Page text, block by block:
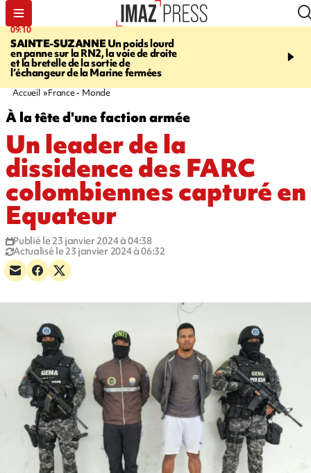
09:10
SAINTE-SUZANNEUn poids lourd
en panne sur la RN2, la voie de droite
et la bretelle de la sortie de
l’échangeur de la Marine fermées
11:22
DÉSTABILISATION
la présidentielle, les
Accueil France - Monde
À la tête d'une faction armée
Un leader de la
dissidence des FARC
colombiennes capturé en
Equateur
Publié le 23 janvier 2024 à 04:38
Actualisé le 23 janvier 2024 à 06:32